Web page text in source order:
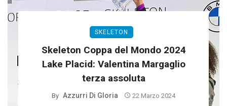
SKELETON
Skeleton Coppa del Mondo 2024
Lake Placid: Valentina Margaglio
terza assoluta
By Azzurri Di Gloria 22 Marzo 2024